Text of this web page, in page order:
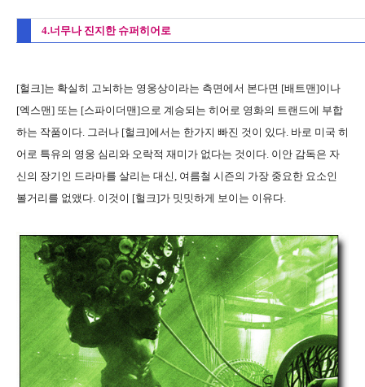
4.너무나 진지한 슈퍼히어로
[헐크]는 확실히 고뇌하는 영웅상이라는 측면에서 본다면 [배트맨]이나
[엑스맨] 또는 [스파이더맨]으로 계승되는 히어로 영화의 트랜드에 부합
하는 작품이다. 그러나 [헐크]에서는 한가지 빠진 것이 있다. 바로 미국 히
어로 특유의 영웅 심리와 오락적 재미가 없다는 것이다. 이안 감독은 자
신의 장기인 드라마를 살리는 대신, 여름철 시즌의 가장 중요한 요소인
볼거리를 없앴다. 이것이 [헐크]가 밋밋하게 보이는 이유다.